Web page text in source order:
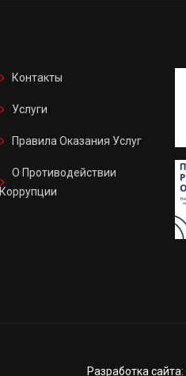
Контакты
Услуги
Правила Оказания Услуг
О Противодействии
Коррупции
Разработка